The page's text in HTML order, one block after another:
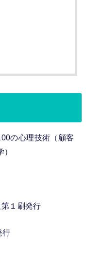
の心理技術（顧客
１刷発行
行